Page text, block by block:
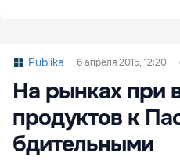
Publika 6 апреля 2015, 12:20
На рынках при
продуктов к
бдительными